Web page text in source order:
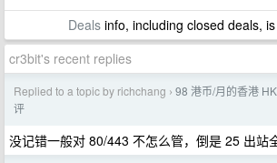
Dealsinfo, including closed deals,
cr3bit's recent replies
Replied to a topic by richchang › 98 港币/月的香港
评
没记错一般对 80/443 不怎么管，倒是 25 出站